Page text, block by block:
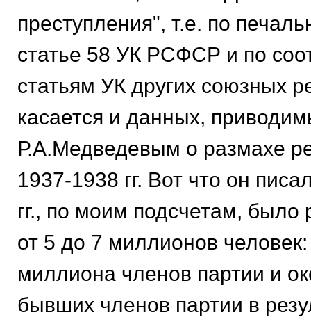
преступления", т.е. по
статье 58 УК РСФСР и по
статьям УК других союзных
касается и данных,
Р.А.Медведевым о размахе
1937-1938 гг. Вот что он
гг., по моим подсчетам, было
от 5 до 7 миллионов
миллиона членов партии и
бывших членов партии в